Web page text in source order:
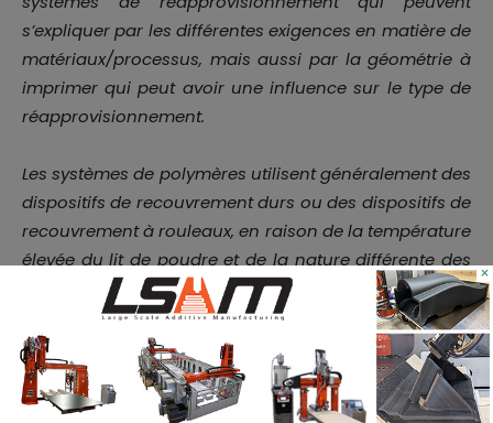
s’expliquer par les différentes exigences en matière de
matériaux/processus, mais aussi par la géométrie à
imprimer qui peut avoir une influence sur le type de
réapprovisionnement.
Les systèmes de polymères utilisent généralement des
dispositifs de recouvrement durs ou des dispositifs de
recouvrement à rouleaux, en raison de la température
élevée du lit de poudre et de la nature différente des
processus. La forme de la lame du dispositif de
recouvrement dur est également différente de celle
des dispositifs de recouvrement pour métaux, car le
compactage du lit de poudre est plus essentiel pour
le processus.
×